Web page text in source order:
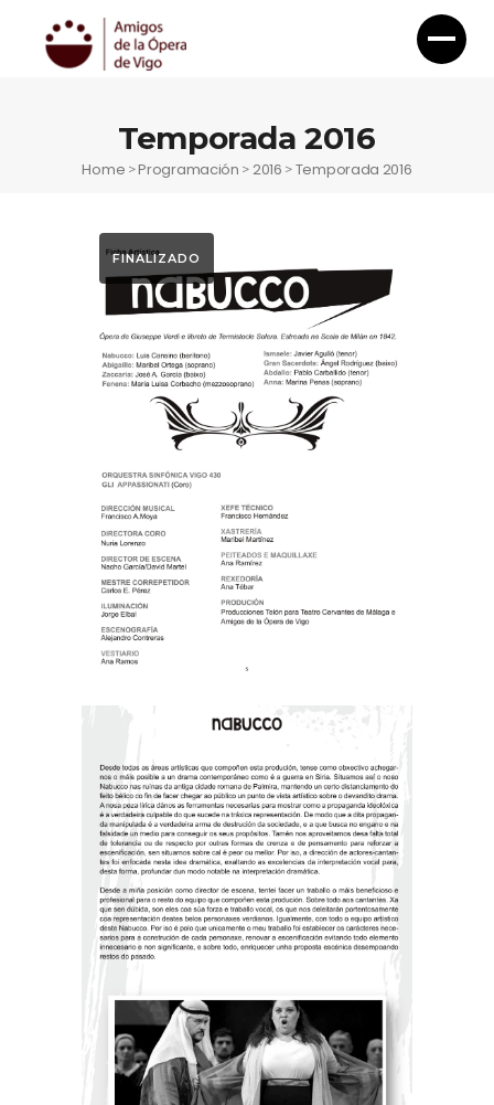
Temporada 2016
Home >Programación > 2016 >Temporada 2016
FINALIZADO